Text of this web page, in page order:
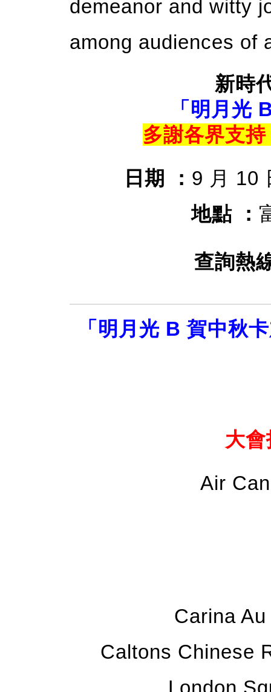
demeanor and witty
among audiences of
新時
「明月光
多謝各界支
日期 ： 9 月 10
地點 ：
查詢熱
「明月光 B 賀中秋
大
Air
Carina
Caltons Chinese
London